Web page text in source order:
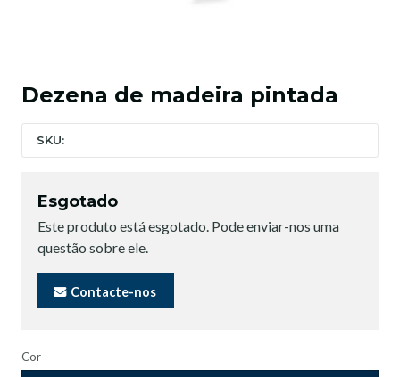
Dezena de madeira pintada
SKU:
Esgotado
Este produto está esgotado. Pode enviar-nos uma
questão sobre ele.
Contacte-nos
Cor